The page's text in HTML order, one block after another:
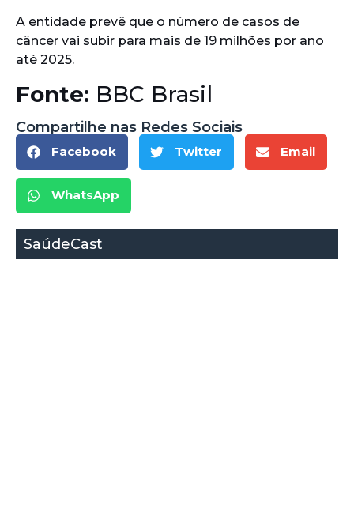
A entidade prevê que o número de casos de
câncer vai subir para mais de 19 milhões por ano
até 2025.
Fonte: BBC Brasil
Compartilhe nas Redes Sociais
Facebook Twitter Email
WhatsApp
SaúdeCast